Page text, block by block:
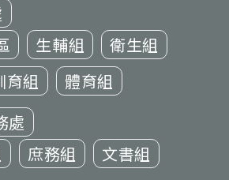
生輔組
衛生組
育組
體育組
處
庶務組 文書組